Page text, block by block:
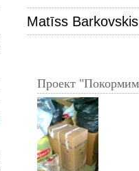
Matīss
Проект